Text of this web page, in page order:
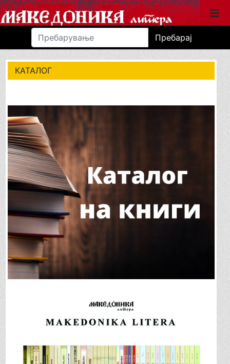
Пребарај
КАТАЛОГ